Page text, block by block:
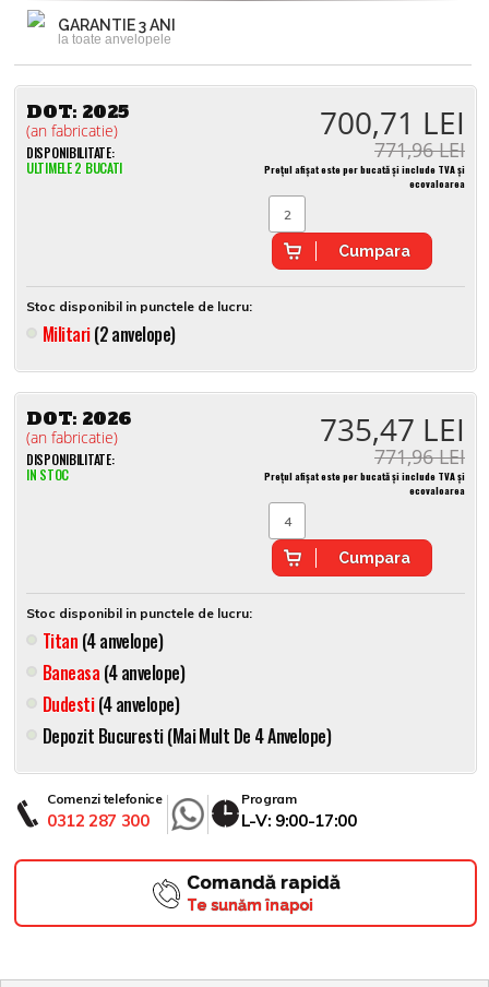
GARANTIE 3 ANI
la toate anvelopele
DOT: 2025
(an fabricatie)
DISPONIBILITATE:
ULTIMELE 2 BUCATI
700,71 LEI
771,96 LEI
Prețul afișat este per bucată și include TVA și
ecovaloarea
Cumpara
Stoc disponibil in punctele de lucru:
Militari(2 anvelope)
DOT: 2026
(an fabricatie)
DISPONIBILITATE:
IN STOC
735,47 LEI
771,96 LEI
Prețul afișat este per bucată și include TVA și
ecovaloarea
Cumpara
Stoc disponibil in punctele de lucru:
Titan (4 anvelope)
Baneasa (4 anvelope)
Dudesti(4 anvelope)
Depozit Bucuresti (mai Mult De 4 Anvelope)
Comenzi telefonice
0312 287 300
Program
L-V: 9:00-17:00
Comandă rapidă
Te sunăm înapoi